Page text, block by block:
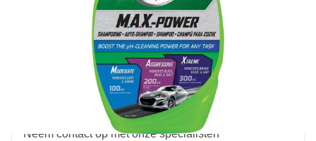
Voor 23:59 uur besteld, morgen bezorgd
Gratis bezorgdvanaf € 50,-
retourneren en ruilen
Klantbeoordeling:9,5/10(34.269 reviews)
Vraag over dit product?
Neem contact op met onze specialisten